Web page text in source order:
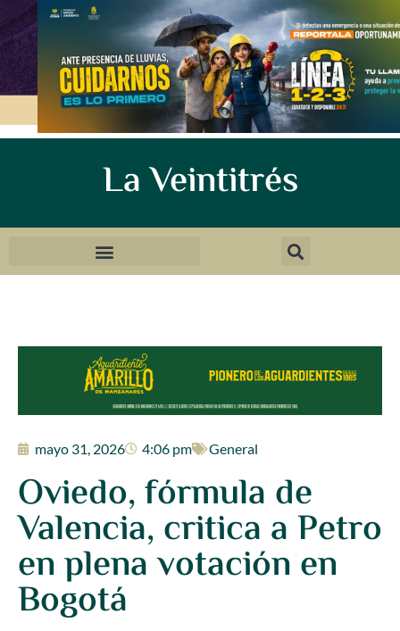
La Veintitrés
mayo 31, 2026 4:06 pm General
Oviedo, fórmula de
Valencia, critica a Petro
en plena votación en
Bogotá